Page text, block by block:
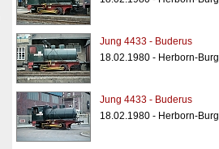
Jung 4433 - Buderus
18.02.1980 - Herborn-Burg
Jung 4433 - Buderus
18.02.1980 - Herborn-Burg